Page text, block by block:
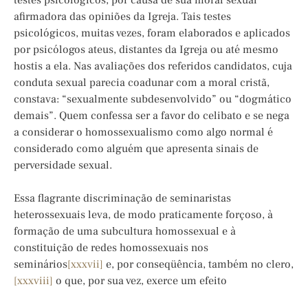
afirmadora das opiniões da Igreja. Tais testes
psicológicos, muitas vezes, foram elaborados e aplicados
por psicólogos ateus, distantes da Igreja ou até mesmo
hostis a ela. Nas avaliações dos referidos candidatos, cuja
conduta sexual parecia coadunar com a moral cristã,
constava: “sexualmente subdesenvolvido” ou “dogmático
demais”. Quem confessa ser a favor do celibato e se nega
a considerar o homossexualismo como algo normal é
considerado como alguém que apresenta sinais de
perversidade sexual.
Essa flagrante discriminação de seminaristas
heterossexuais leva, de modo praticamente forçoso, à
formação de uma subcultura homossexual e à
constituição de redes homossexuais nos
seminários[xxxvii] e, por conseqüência, também no clero,
[xxxviii] o que, por sua vez, exerce um efeito